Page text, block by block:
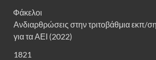
Φάκελοι
Ανδιαρθρώσεις στην τριτοβάθμια εκπ/
για τα ΑΕΙ (2022)
1821